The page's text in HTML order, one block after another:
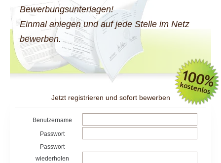
Bewerbungsunterlagen!
Einmal anlegen und auf jede Stelle im Netz
bewerben.
Jetzt registrieren und sofort bewerben
Benutzername
Passwort
Passwort
wiederholen